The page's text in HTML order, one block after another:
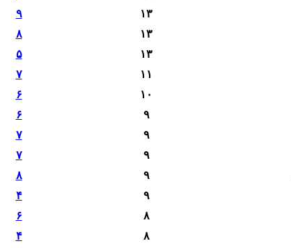
۱۳ ۹
۱۳ ۸
۱۳
۵
۱۱ ۷
۱۰
۶
۹
۶
۹
۷
۹
۷
۹ ۸
۹ ۴
۸
۶
۸ ۴